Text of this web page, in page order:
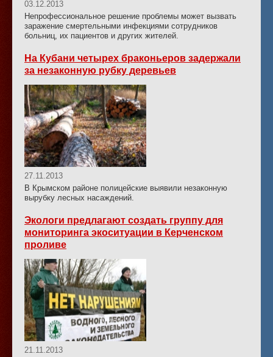
03.12.2013
Непрофессиональное решение проблемы может вызвать
заражение смертельными инфекциями сотрудников
больниц, их пациентов и других жителей.
На Кубани четырех браконьеров задержали
за незаконную рубку деревьев
27.11.2013
В Крымском районе полицейские выявили незаконную
вырубку лесных насаждений.
Экологи предлагают создать группу для
мониторинга экоситуации в Керченском
проливе
21.11.2013